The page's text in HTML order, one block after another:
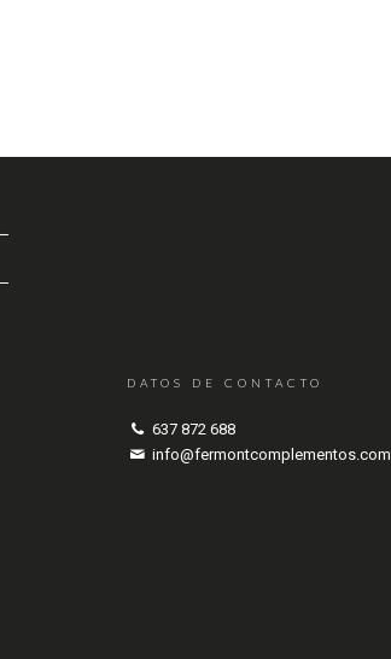
DATOS DE CONTACTO
637 872 688
info@fermontcomplementos.com